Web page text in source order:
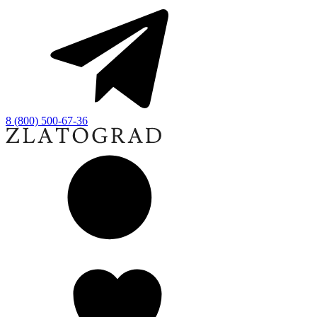
8 (800) 500-67-36